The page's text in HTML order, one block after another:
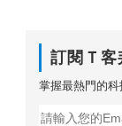
訂閱Ｔ客
掌握最熱門的科